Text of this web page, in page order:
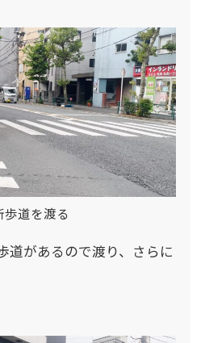
歩道を渡る
道があるので渡り、さらに